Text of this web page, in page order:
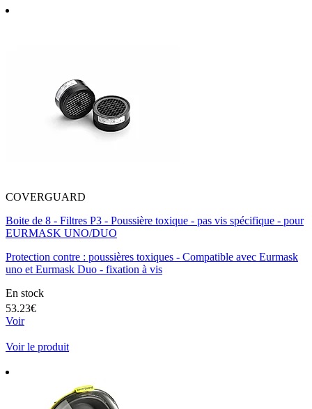
COVERGUARD
Boite de 8 - Filtres P3 - Poussière toxique - pas vis spécifique - pour
EURMASK UNO/DUO
Protection contre : poussières toxiques - Compatible avec Eurmask
uno et Eurmask Duo - fixation à vis
En stock
53.23€
Voir
Voir le produit